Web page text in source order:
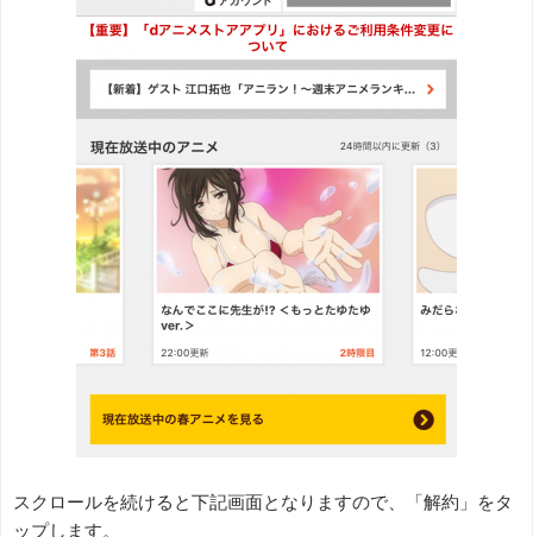
スクロールを続けると下記画面となりますので、「解約」をタ
ップします。